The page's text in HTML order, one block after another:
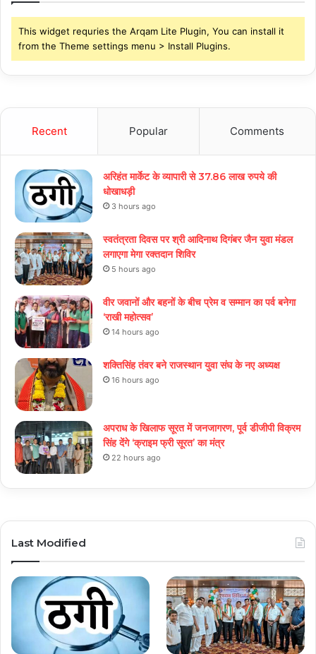
This widget requries the Arqam Lite Plugin, You can install it
from the Theme settings menu > Install Plugins.
Recent Popular Comments
अरिहंत मार्केट के व्यापारी से 37.86 लाख रुपये की
धोखाधड़ी
3 hours ago
स्वतंत्रता दिवस पर श्री आदिनाथ दिगंबर जैन युवा मंडल
लगाएगा मेगा रक्तदान शिविर
5 hours ago
वीर जवानों और बहनों के बीच प्रेम व सम्मान का पर्व बनेगा
‘राखी महोत्सव’
14 hours ago
शक्तिसिंह तंवर बने राजस्थान युवा संघ के नए अध्यक्ष
16 hours ago
अपराध के खिलाफ सूरत में जनजागरण, पूर्व डीजीपी विक्रम
सिंह देंगे ‘क्राइम फ्री सूरत’ का मंत्र
22 hours ago
Last Modified